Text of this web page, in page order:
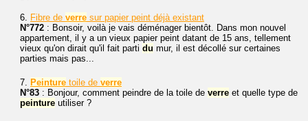
6. Fibre de verre sur papier peint déjà existant
N°772 : Bonsoir, voilà je vais déménager bientôt. Dans mon nouvel
appartement, il y a un vieux papier peint datant de 15 ans, tellement
vieux qu'on dirait qu'il fait parti du mur, il est décollé sur certaines
parties mais pas...
7. Peinture toile de verre
N°83 : Bonjour, comment peindre de la toile de verre et quelle type de
peinture utiliser ?